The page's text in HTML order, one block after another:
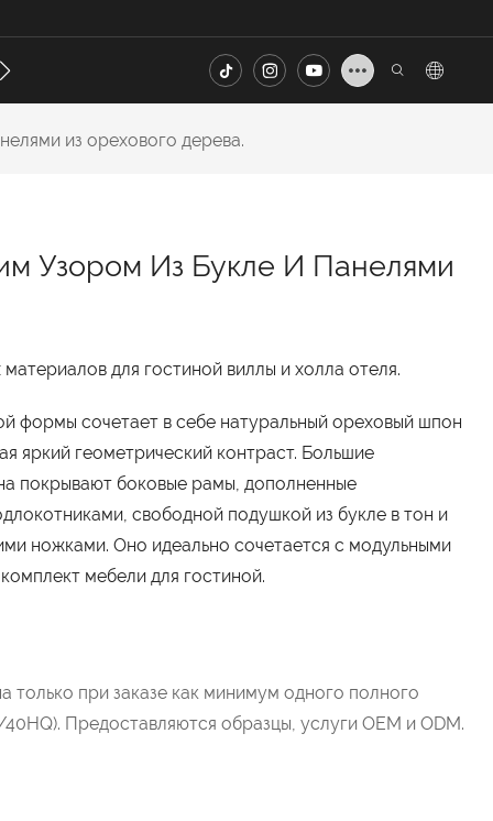
из орехового дерева.
Узором Из Букле И Панелями
для гостиной виллы и холла отеля.
​​формы сочетает в себе натуральный ореховый шпон
яркий геометрический контраст. Большие
покрывают боковые рамы, дополненные
свободной подушкой из букле в тон и
ножками. Оно идеально сочетается с модульными
мебели для гостиной.
только при заказе как минимум одного полного
Предоставляются образцы, услуги OEM и ODM.